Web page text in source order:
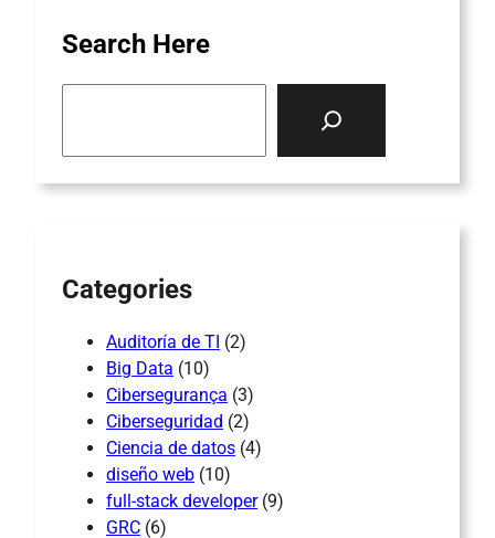
Search Here
Categories
Auditoría de TI (2)
Big Data (10)
Cibersegurança (3)
Ciberseguridad (2)
Ciencia de datos (4)
diseño web (10)
full-stack developer(9)
GRC (6)